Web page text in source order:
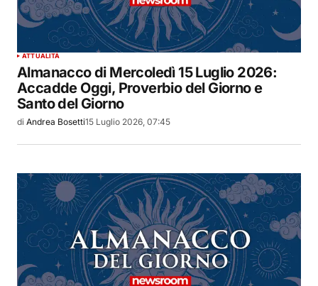
ATTUALITÀ
Almanacco di Mercoledì 15 Luglio 2026:
Accadde Oggi, Proverbio del Giorno e
Santo del Giorno
di Andrea Bosetti15 Luglio 2026, 07:45